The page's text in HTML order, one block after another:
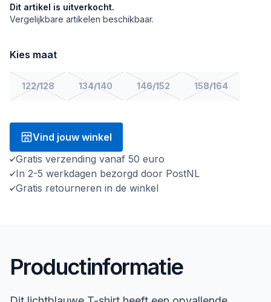
Dit artikel is uitverkocht.
Vergelijkbare artikelen beschikbaar.
Kies maat
122/128 134/140 146/152 158/164
Vind jouw winkel
Gratis verzending vanaf 50 euro
In 2-5 werkdagen bezorgd door PostNL
Gratis retourneren in de winkel
Productinformatie